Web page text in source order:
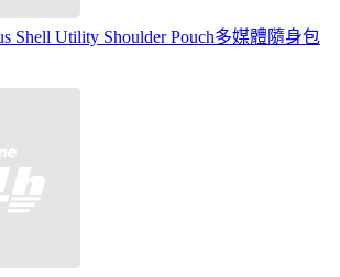
Shell Utility Shoulder Pouch多媒體隨身包